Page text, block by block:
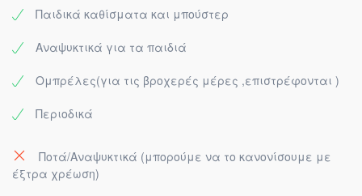
Παιδικά καθίσματα και μπούστερ
Αναψυκτικά για τα παιδιά
Ομπρέλες(για τις βροχερές μέρες ,επιστρέφονται )
Περιοδικά
Ποτά/Αναψυκτικά (μπορούμε να το κανονίσουμε με
έξτρα χρέωση)